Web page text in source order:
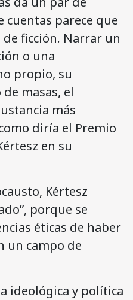
cuentas parece que
ficción. Narrar un
o una
propio, su
masas, el
más
diría el Premio
en su
Kértesz
porque se
éticas de haber
un campo de
ideológica y política